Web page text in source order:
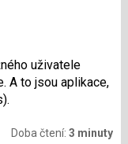
uživatele
A to jsou aplikace,
Doba čtení:3 minuty